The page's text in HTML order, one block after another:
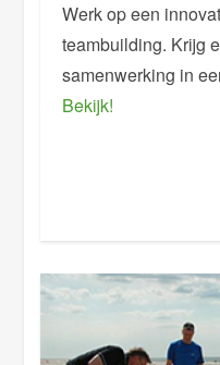
Werk op een
teambuilding. Krijg
samenwerking in
Bekijk!